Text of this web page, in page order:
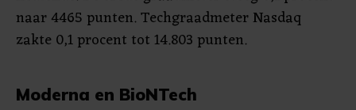
naar 4465 punten. Techgraadmeter Nasdaq
zakte 0,1 procent tot 14.803 punten.
Moderna en BioNTech